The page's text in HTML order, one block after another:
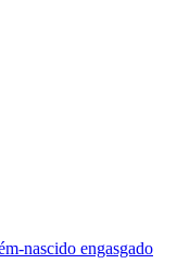
nascido engasgado